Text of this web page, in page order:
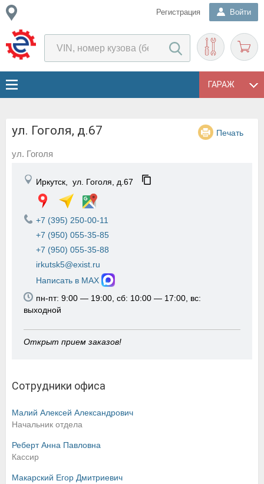
Регистрация Войти
ГАРАЖ
ул. Гоголя, д.67 Печать
ул. Гоголя
Иркутск, ул. Гоголя, д.67
+7 (395) 250-00-11
+7 (950) 055-35-85
+7 (950) 055-35-88
irkutsk5@exist.ru
Написать в MAX
пн-пт: 9:00 — 19:00, сб: 10:00 — 17:00, вс:
выходной
Открыт прием заказов!
Сотрудники офиса
Малий Алексей Александрович
Начальник отдела
Реберт Анна Павловна
Кассир
Макарский Егор Дмитриевич